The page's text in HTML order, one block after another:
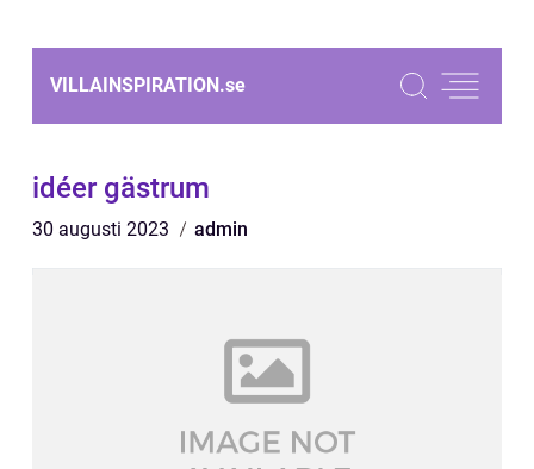
VILLAINSPIRATION.se
idéer gästrum
30 augusti 2023 admin